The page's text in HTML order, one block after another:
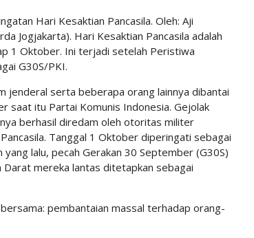
Hari Kesaktian Pancasila. Oleh: Aji
Jogjakarta). Hari Kesaktian Pancasila adalah
1 Oktober. Ini terjadi setelah Peristiwa
G30S/PKI.
jenderal serta beberapa orang lainnya dibantai
saat itu Partai Komunis Indonesia. Gejolak
berhasil diredam oleh otoritas militer
Tanggal 1 Oktober diperingati sebagai
lalu, pecah Gerakan 30 September (G30S)
mereka lantas ditetapkan sebagai
pembantaian massal terhadap orang-